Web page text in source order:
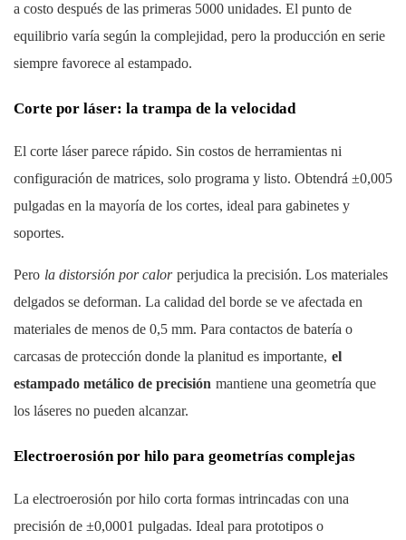
a costo después de las primeras 5000 unidades. El punto de
equilibrio varía según la complejidad, pero la producción en serie
siempre favorece al estampado.
Corte por láser: la trampa de la velocidad
El corte láser parece rápido. Sin costos de herramientas ni
configuración de matrices, solo programa y listo. Obtendrá ±0,005
pulgadas en la mayoría de los cortes, ideal para gabinetes y
soportes.
Pero la distorsión por calor perjudica la precisión. Los materiales
delgados se deforman. La calidad del borde se ve afectada en
materiales de menos de 0,5 mm. Para contactos de batería o
carcasas de protección donde la planitud es importante, el
estampado metálico de precisión mantiene una geometría que
los láseres no pueden alcanzar.
Electroerosión por hilo para geometrías complejas
La electroerosión por hilo corta formas intrincadas con una
precisión de ±0,0001 pulgadas. Ideal para prototipos o